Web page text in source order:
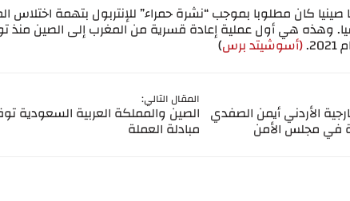
كان مطلوبا بموجب “نشرة حمراء” للإنتربول بتهمة اختلاس
وهذه هي أول عملية إعادة قسرية من المغرب إلى الصين منذ
(أسوشيتد برس)
الأردني أيمن الصفدي
في مجلس الأمن
المقال التالي:
الصين والمملكة العربية السعودية
مبادلة العملة